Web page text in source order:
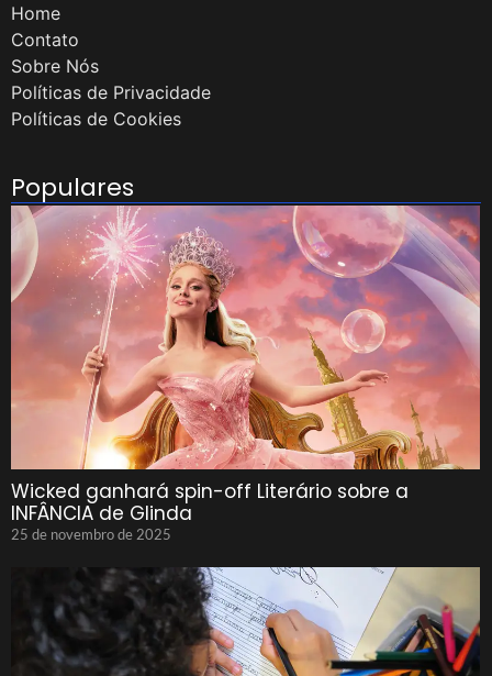
Home
Contato
Sobre Nós
Políticas de Privacidade
Políticas de Cookies
Populares
Wicked ganhará spin-off Literário sobre a
INFÂNCIA de Glinda
25 de novembro de 2025